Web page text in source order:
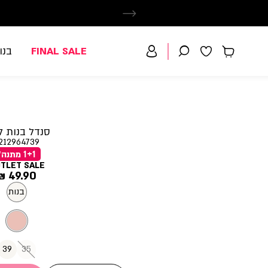
FINAL SALE
סנדל בנות
1+1 מתנה*
SALE
מחיר
מוצר
49.90 ₪
בנות
35
39